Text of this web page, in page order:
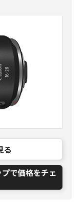
る
で価格をチェ